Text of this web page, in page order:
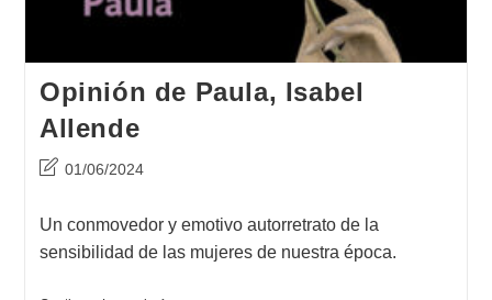
Opinión de Paula, Isabel
Allende
Última
la
entrada:
01/06/2024
Un conmovedor y emotivo autorretrato de la
sensibilidad de las mujeres de nuestra época.